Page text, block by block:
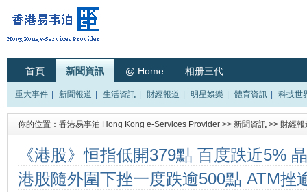
首頁 新聞資訊 @ Home 相册三代
重大事件 新聞報道 生活資訊 財經報道 明星娛樂 體育資訊 科技世
你的位置： 香港易事泊 Hong Kong e-Services Provider >> 新聞資訊 >> 財經報
《港股》恒指低開379點 百度跌近5%
港股隨外圍下挫一度跌逾500點 ATM挫